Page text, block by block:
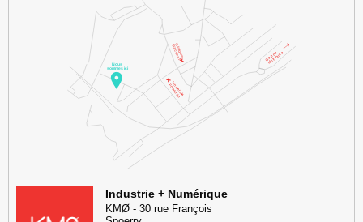
KMØ Hub d’innovation industrielle et lieu événementiel au cœur
Industrie + Numérique
KMØ- 30 rue François